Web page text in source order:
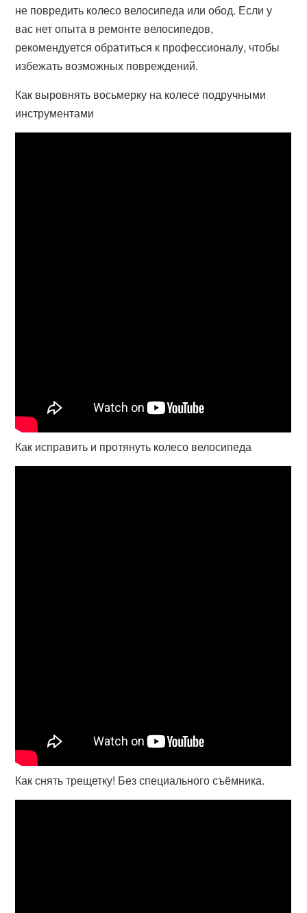
не повредить колесо велосипеда или обод. Если у
вас нет опыта в ремонте велосипедов,
рекомендуется обратиться к профессионалу, чтобы
избежать возможных повреждений.
Как выровнять восьмерку на колесе подручными
инструментами
Как исправить и протянуть колесо велосипеда
Как снять трещетку! Без специального съёмника.